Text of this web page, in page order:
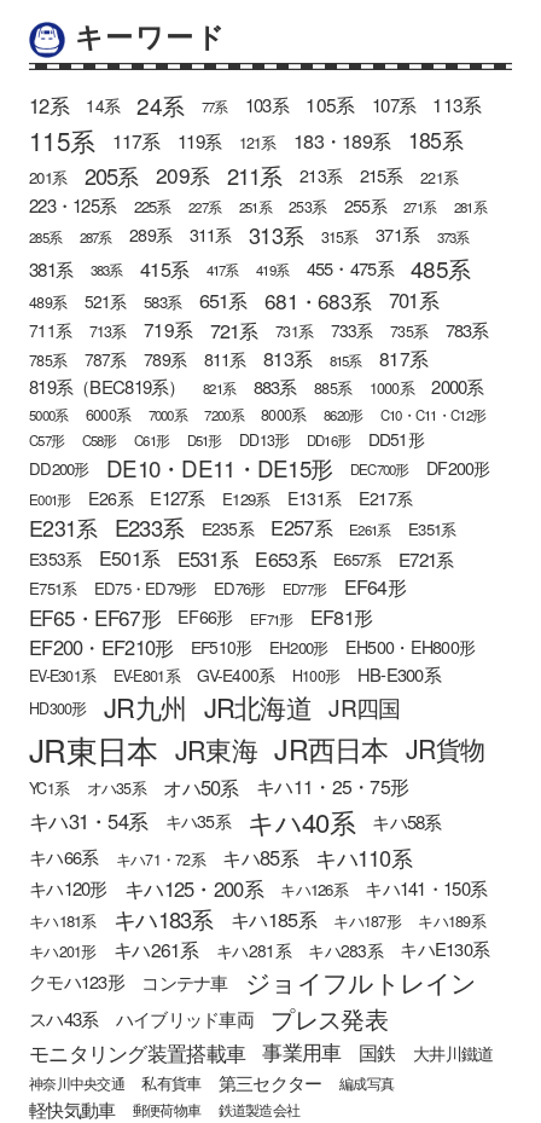
キーワード
12系 14系 24系 77系 103系 105系 107系 113系
115系 117系 119系 121系 183・189系 185系
201系 205系 209系 211系 213系 215系 221系
223・125系 225系 227系 251系 253系 255系 271系
281系
285系
287系 289系 311系 313系 315系 371系 373系
381系 383系 415系 417系 419系 455・475系 485系
489系 521系 583系 651系 681・683系 701系
711系 713系 719系 721系 731系 733系 735系 783系
785系 787系 789系 811系 813系 815系 817系
819系（BEC819系） 821系 883系 885系 1000系 2000系
5000系 6000系 7000系 7200系 8000系 8620形
C10・C11・C12形
C57形
C58形 C61形 D51形 DD13形 DD16形 DD51形
DD200形 DE10・DE11・DE15形 DEC700形 DF200形
E001形 E26系 E127系 E129系 E131系 E217系
E231系 E233系 E235系 E257系 E261系 E351系
E353系 E501系 E531系 E653系 E657系 E721系
E751系 ED75・ED79形 ED76形 ED77形 EF64形
EF65・EF67形 EF66形 EF71形
EF81形
EF200・EF210形
EF510形 EH200形 EH500・EH800形
EV-E301系 EV-E801系 GV-E400系 H100形 HB-E300系
HD300形 JR九州 JR北海道 JR四国
JR東日本 JR東海 JR西日本 JR貨物
YC1系 オハ35系 オハ50系 キハ11・25・75形
キハ31・54系 キハ35系 キハ40系 キハ58系
キハ66系 キハ71・72系 キハ85系 キハ110系
キハ120形 キハ125・200系 キハ126系 キハ141・150系
キハ181系 キハ183系 キハ185系 キハ187形
キハ189系
キハ201形
キハ261系 キハ281系 キハ283系
キハE130系
クモハ123形
コンテナ車 ジョイフルトレイン
スハ43系 ハイブリッド車両 プレス発表
モニタリング装置搭載車 事業用車 国鉄 大井川鐵道
神奈川中央交通 私有貨車 第三セクター 編成写真
軽快気動車 郵便荷物車 鉄道製造会社